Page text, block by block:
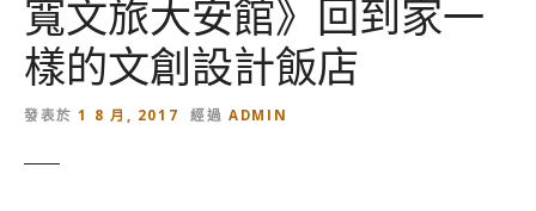
寬文旅大安館》回到家一
樣的文創設計飯店
發表於 1 8 月, 2017 經過 ADMIN